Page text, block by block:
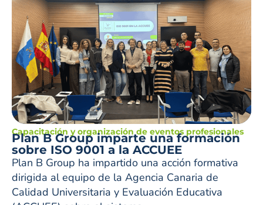
Capacitación y organización de eventos profesionales
Plan B Group imparte una formación
sobre ISO 9001 a la ACCUEE
Plan B Group ha impartido una acción formativa
dirigida al equipo de la Agencia Canaria de
Calidad Universitaria y Evaluación Educativa